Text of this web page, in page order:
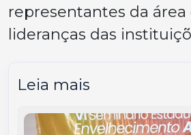
representantes da
lideranças das
Leia mais